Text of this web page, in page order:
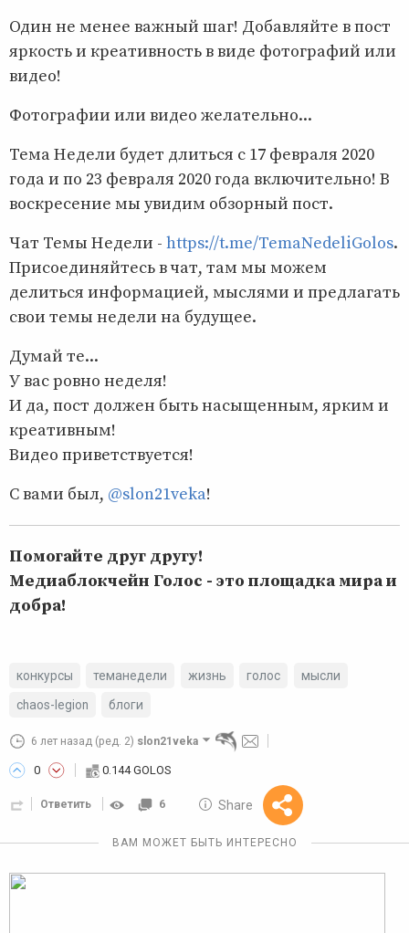
Один не менее важный шаг! Добавляйте в пост
яркость и креативность в виде фотографий или
видео!
Фотографии или видео желательно...
Тема Недели будет длиться с 17 февраля 2020
года и по 23 февраля 2020 года включительно! В
воскресение мы увидим обзорный пост.
Чат Темы Недели - https://t.me/TemaNedeliGolos.
Присоединяйтесь в чат, там мы можем
делиться информацией, мыслями и предлагать
свои темы недели на будущее.
Думай те...
У вас ровно неделя!
И да, пост должен быть насыщенным, ярким и
креативным!
Видео приветствуется!
С вами был, @slon21veka!
Помогайте друг другу!
Медиаблокчейн Голос - это площадка мира и
добра!
конкурсы теманедели жизнь голос
мысли
chaos-legion
блоги
6 лет назад (ред. 2) slon21veka
0 0.144 GOLOS
Ответить 6 Share
Reward
10 GOLOS
ВАМ МОЖЕТ БЫТЬ ИНТЕРЕСНО